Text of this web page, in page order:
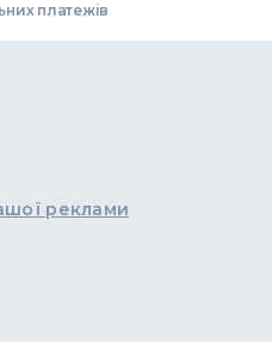
платежів
реклами